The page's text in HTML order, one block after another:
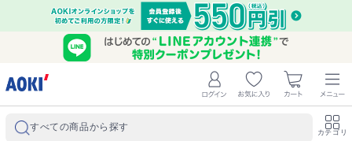
すべての商品から探す カテゴリ